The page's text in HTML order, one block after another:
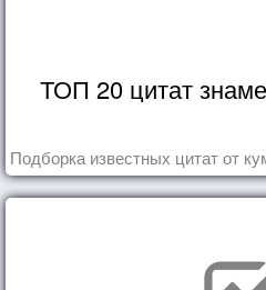
ТОП 20 цитат
Подборка известных цитат от